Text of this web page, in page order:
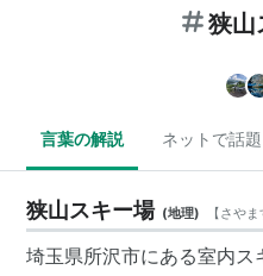
狭山
言葉の解説 ネットで話題
狭山スキー場 (地理) 【さやま
埼玉県所沢市にある室内ス